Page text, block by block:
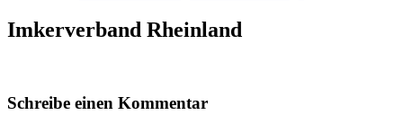
Imkerverband Rheinland
Schreibe einen Kommentar